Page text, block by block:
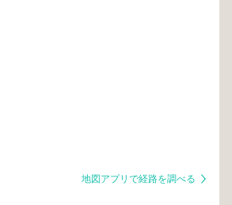
地図アプリで経路を調べる